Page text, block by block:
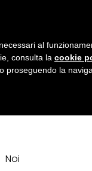
Noi
al
consulta la cookie
la